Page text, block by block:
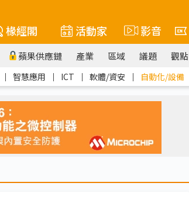
椽經閣 活動家 影音
蘋果供應鏈 產業 區域 議題 觀點
｜ 智慧應用 ｜ ICT ｜ 軟體/資安 ｜ 自動化/設備